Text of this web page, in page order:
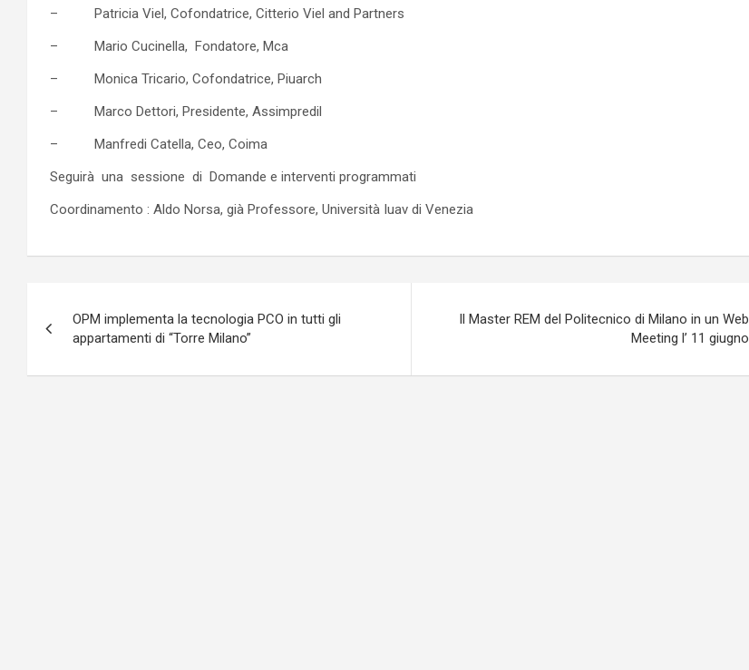
– Patricia Viel, Cofondatrice, Citterio Viel and Partners
– Mario Cucinella, Fondatore, Mca
– Monica Tricario, Cofondatrice, Piuarch
– Marco Dettori, Presidente, Assimpredil
– Manfredi Catella, Ceo, Coima
Seguirà una sessione di Domande e interventi programmati
Coordinamento : Aldo Norsa, già Professore, Università Iuav di Venezia
articoli
OPM implementa la tecnologia PCO in tutti gli
appartamenti di “Torre Milano”
Il Master REM del Politecnico di Milano in un Web
Meeting l’ 11 giugno